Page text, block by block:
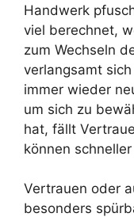
Handwerk
viel berechnet,
zum Wechseln
verlangsamt
immer wieder
um sich zu
hat, fällt
können
Vertrauen oder
besonders